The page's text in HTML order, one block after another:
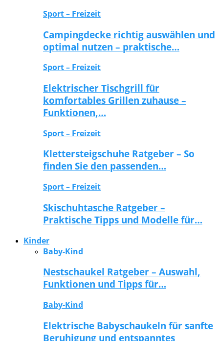
Sport – Freizeit
Campingdecke richtig auswählen und
optimal nutzen – praktische…
Sport – Freizeit
Elektrischer Tischgrill für
komfortables Grillen zuhause –
Funktionen,…
Sport – Freizeit
Klettersteigschuhe Ratgeber – So
finden Sie den passenden…
Sport – Freizeit
Skischuhtasche Ratgeber –
Praktische Tipps und Modelle für…
Kinder
Baby-Kind
Nestschaukel Ratgeber – Auswahl,
Funktionen und Tipps für…
Baby-Kind
Elektrische Babyschaukeln für sanfte
Beruhigung und entspanntes